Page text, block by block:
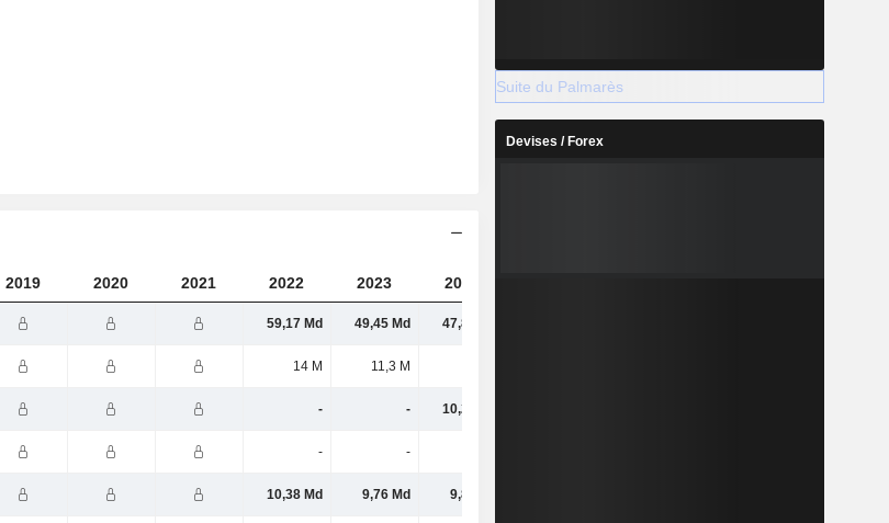
2019 2020 2021 2022 2023 2024
59,17 Md 49,45 Md 47,89 Md
14 M 11,3 M
- - 10,25 Md
- -
10,38 Md 9,76 Md 9,84 Md
Suite du Palmarès
Devises / Forex